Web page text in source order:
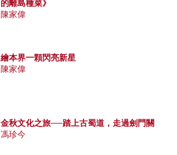
的離島種菜》
陳家偉
繪本界一顆閃亮新星
陳家偉
金秋文化之旅──踏上古蜀道，走過劍門關
馮珍今